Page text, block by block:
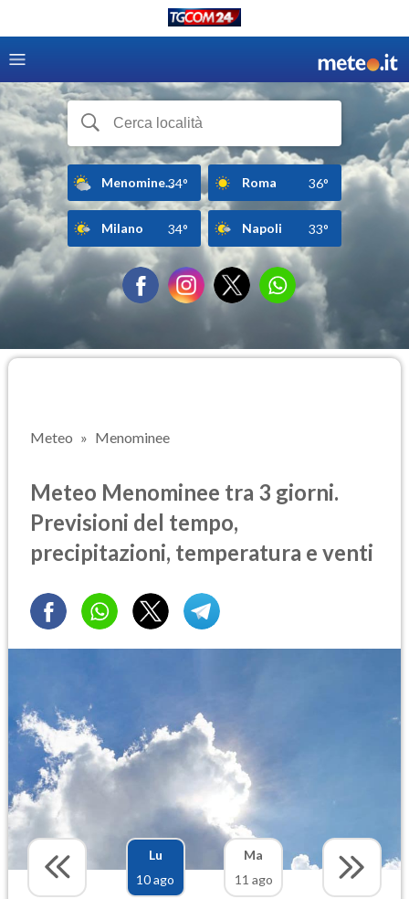
Menomine...34° Roma 36°
Milano 34° Napoli 33°
Meteo Menominee
Meteo Menominee tra 3 giorni.
Previsioni del tempo,
precipitazioni, temperatura e venti
Lu
10 ago
Ma
11 ago